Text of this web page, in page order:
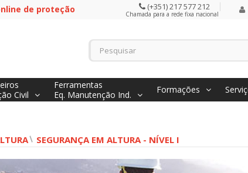
de proteção (+351) 217 577 212
Chamada para a rede fixa nacional
Civil
Ferramentas
Eq. Manutenção Ind.
Formações
SEGURANÇA EM ALTURA - NÍVEL I